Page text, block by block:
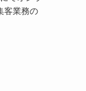
客業務の